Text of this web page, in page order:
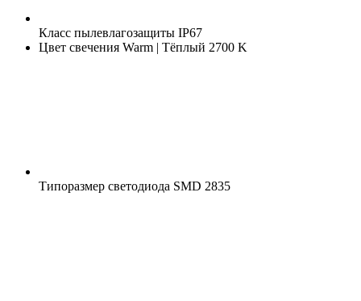
Класс пылевлагозащиты IP67
Цвет свечения Warm | Тёплый 2700 K
Типоразмер светодиода SMD 2835